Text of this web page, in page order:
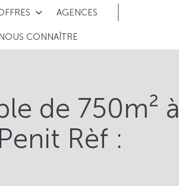
AGENCES
CONNAÎTRE
de 750m² à
Rèf :